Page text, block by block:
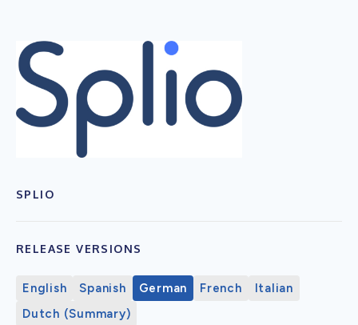
SPLIO
RELEASE VERSIONS
English Spanish German French
Italian
Dutch (Summary)